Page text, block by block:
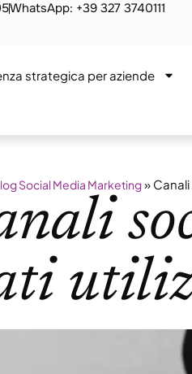
WhatsApp: +39 327 3740111
strategica per aziende
Social Media Marketing»